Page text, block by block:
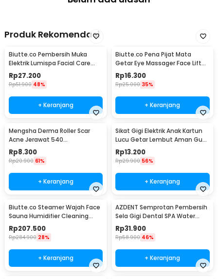
Produk Rekomendasi
Biutte.co Pembersih Muka
Elektrik Lumispa Facial Care
5in1 - JBM-8782
Rp27.200
Rp51.900 48%
+ Keranjang
Biutte.co Pena Pijat Mata
Getar Eye Massager Face Lift
Portable 0.5W - Mini 208
Rp16.300
Rp25.000 35%
+ Keranjang
Mengsha Derma Roller Scar
Acne Jerawat 540
Microneedles 1.0mm - DRS100
Rp8.300
Rp20.900 61%
+ Keranjang
Sikat Gigi Elektrik Anak Kartun
Lucu Getar Lembut Aman Gusi
Baterai AA - H417
Rp13.200
Rp29.900 56%
+ Keranjang
Biutte.co Steamer Wajah Face
Sauna Humidifier Cleaning
Pore Nano Spray - K33C
Rp207.500
Rp284.900 28%
+ Keranjang
AZDENT Semprotan Pembersih
Sela Gigi Dental SPA Water
Floss - SP-001
Rp31.900
Rp58.900 46%
+ Keranjang